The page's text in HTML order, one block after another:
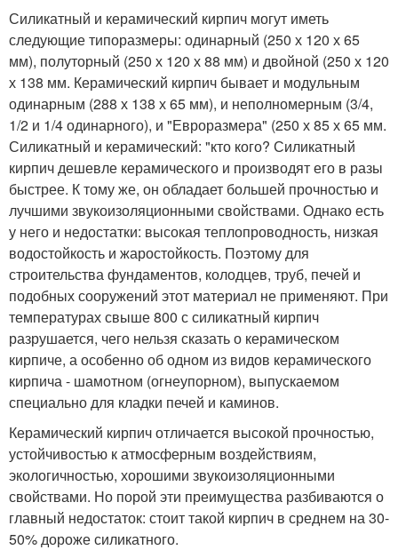
Силикатный и керамический кирпич могут иметь
следующие типоразмеры: одинарный (250 х 120 х 65
мм), полуторный (250 х 120 х 88 мм) и двойной (250 х 120
х 138 мм. Керамический кирпич бывает и модульным
одинарным (288 х 138 х 65 мм), и неполномерным (3/4,
1/2 и 1/4 одинарного), и "Евроразмера" (250 х 85 х 65 мм.
Силикатный и керамический: "кто кого? Силикатный
кирпич дешевле керамического и производят его в разы
быстрее. К тому же, он обладает большей прочностью и
лучшими звукоизоляционными свойствами. Однако есть
у него и недостатки: высокая теплопроводность, низкая
водостойкость и жаростойкость. Поэтому для
строительства фундаментов, колодцев, труб, печей и
подобных сооружений этот материал не применяют. При
температурах свыше 800 с силикатный кирпич
разрушается, чего нельзя сказать о керамическом
кирпиче, а особенно об одном из видов керамического
кирпича - шамотном (огнеупорном), выпускаемом
специально для кладки печей и каминов.
Керамический кирпич отличается высокой прочностью,
устойчивостью к атмосферным воздействиям,
экологичностью, хорошими звукоизоляционными
свойствами. Но порой эти преимущества разбиваются о
главный недостаток: стоит такой кирпич в среднем на 30-
50% дороже силикатного.